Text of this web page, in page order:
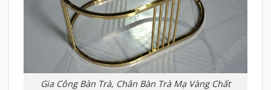
Gia Công Bàn Trà, Chân Bàn Trà Mạ Vàng Chất